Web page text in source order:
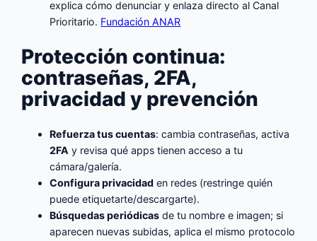
explica cómo denunciar y enlaza directo al Canal
Prioritario. Fundación ANAR
Protección continua:
contraseñas, 2FA,
privacidad y prevención
Refuerza tus cuentas: cambia contraseñas, activa
2FA y revisa qué apps tienen acceso a tu
cámara/galería.
Configura privacidad en redes (restringe quién
puede etiquetarte/descargarte).
Búsquedas periódicas de tu nombre e imagen; si
aparecen nuevas subidas, aplica el mismo protocolo